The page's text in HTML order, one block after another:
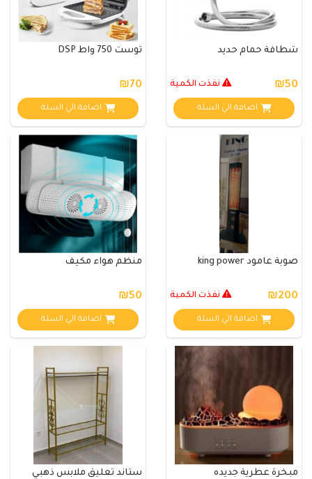
شطافة حمام حديد
₪50 نفذت الكمية
اضافة الي السلة
توست 750 واط DSP
₪70
اضافة الي السلة
صوبة عامود king power
₪200 نفذت الكمية
اضافة الي السلة
منظم هواء مكيف
₪50
اضافة الي السلة
مبخرة عطرية جديده
ستاند تعليق ملابس ذهبي